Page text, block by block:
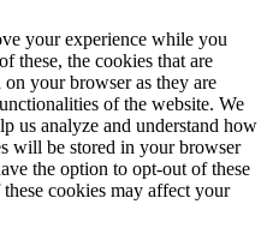
your experience while you
these, the cookies that are
on your browser as they are
of the website. We
us analyze and understand how
will be stored in your browser
the option to opt-out of these
cookies may affect your